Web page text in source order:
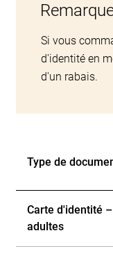
Si vous
d'identité en
d'un rabais.
Type de
Carte d'identité –
adultes